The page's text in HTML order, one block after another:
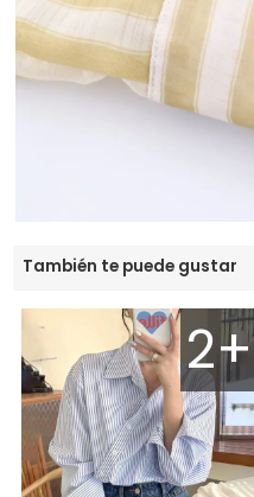
También te puede gustar
2+